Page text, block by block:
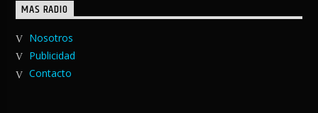
MAS RADIO
Nosotros
Publicidad
Contacto